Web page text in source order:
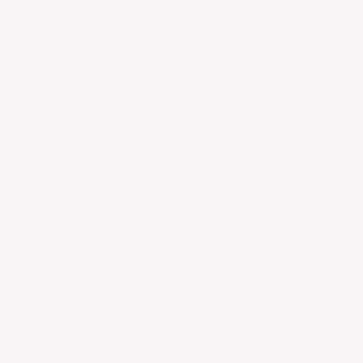
Personnalisez vos préférences pour